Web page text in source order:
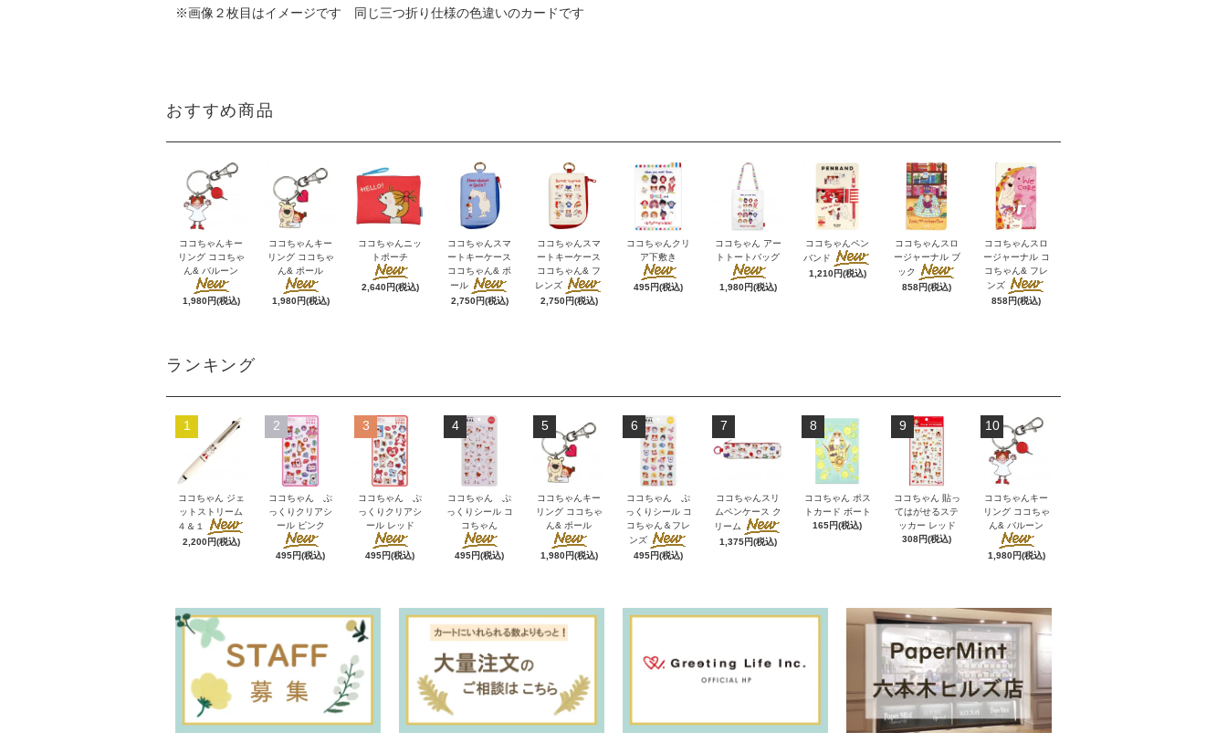
※画像２枚目はイメージです 同じ三つ折り仕様の色違いのカードです
おすすめ商品
ココちゃんキー
リング ココちゃ
ん& バルーン
1,980円(税込)
ココちゃんキー
リング ココちゃ
ん& ポール
1,980円(税込)
ココちゃんニッ
トポーチ
2,640円(税込)
ココちゃんスマ
ートキーケース
ココちゃん& ポ
ール
2,750円(税込)
ココちゃんスマ
ートキーケース
ココちゃん& フ
レンズ
2,750円(税込)
ココちゃんクリ
ア下敷き
495円(税込)
ココちゃん アー
トトートバッグ
1,980円(税込)
ココちゃんペン
バンド
1,210円(税込)
ココちゃんスロ
ージャーナル ブ
ック
858円(税込)
ココちゃんスロ
ージャーナル コ
コちゃん& フレ
ンズ
858円(税込)
ランキング
1
ココちゃん ジェ
ットストリーム
４＆１
2,200円(税込)
2
ココちゃん ぷ
っくりクリアシ
ール ピンク
495円(税込)
3
ココちゃん ぷ
っくりクリアシ
ール レッド
495円(税込)
4
ココちゃん ぷ
っくりシール コ
コちゃん
495円(税込)
5
ココちゃんキー
リング ココちゃ
ん& ポール
1,980円(税込)
6
ココちゃん ぷ
っくりシール コ
コちゃん＆フレ
ンズ
495円(税込)
7
ココちゃんスリ
ムペンケース ク
リーム
1,375円(税込)
8
ココちゃん ポス
トカード ボート
165円(税込)
9
ココちゃん 貼っ
てはがせるステ
ッカー レッド
308円(税込)
10
ココちゃんキー
リング ココちゃ
ん& バルーン
1,980円(税込)